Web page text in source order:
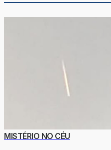
MISTÉRIO NO CÉU